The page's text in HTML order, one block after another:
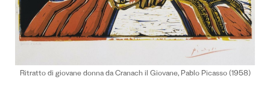
Ritratto di giovane donna da Cranach il Giovane, Pablo Picasso (1958)